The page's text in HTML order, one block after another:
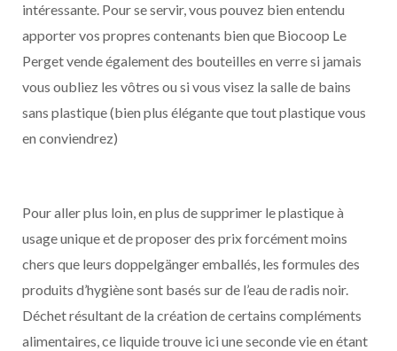
intéressante. Pour se servir, vous pouvez bien entendu
apporter vos propres contenants bien que Biocoop Le
Perget vende également des bouteilles en verre si jamais
vous oubliez les vôtres ou si vous visez la salle de bains
sans plastique (bien plus élégante que tout plastique vous
en conviendrez)
Pour aller plus loin, en plus de supprimer le plastique à
usage unique et de proposer des prix forcément moins
chers que leurs doppelgänger emballés, les formules des
produits d’hygiène sont basés sur de l’eau de radis noir.
Déchet résultant de la création de certains compléments
alimentaires, ce liquide trouve ici une seconde vie en étant